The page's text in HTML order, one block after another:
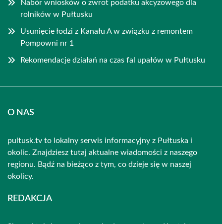
Nabór wniosków o zwrot podatku akcyzowego dla
rolników w Pułtusku
Usunięcie łodzi z Kanału A w związku z remontem
Pompowni nr 1
Rekomendacje działań na czas fal upałów w Pułtusku
O NAS
pultusk.tv to lokalny serwis informacyjny z Pułtuska i
okolic. Znajdziesz tutaj aktualne wiadomości z naszego
regionu. Bądź na bieżąco z tym, co dzieje się w naszej
okolicy.
REDAKCJA